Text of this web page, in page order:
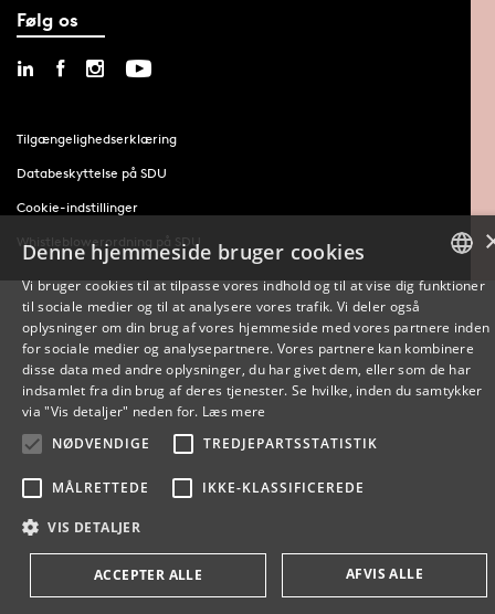
Følg os
Tilgængelighedserklæring
Databeskyttelse på SDU
Cookie-indstillinger
Whistleblowerordning på SDU
ENGLISH
Denne hjemmeside bruger cookies
Vi bruger cookies til at tilpasse vores indhold og til at vise dig funktioner
til sociale medier og til at analysere vores trafik. Vi deler også
oplysninger om din brug af vores hjemmeside med vores partnere inden
for sociale medier og analysepartnere. Vores partnere kan kombinere
disse data med andre oplysninger, du har givet dem, eller som de har
indsamlet fra din brug af deres tjenester. Se hvilke, inden du samtykker
via "Vis detaljer" neden for. Læs mere
NØDVENDIGE
TREDJEPARTSSTATISTIK
MÅLRETTEDE IKKE-KLASSIFICEREDE
VIS DETALJER
ACCEPTER ALLE AFVIS ALLE